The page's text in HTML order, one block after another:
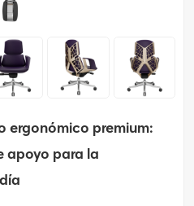
ergonómico premium:
apoyo para la